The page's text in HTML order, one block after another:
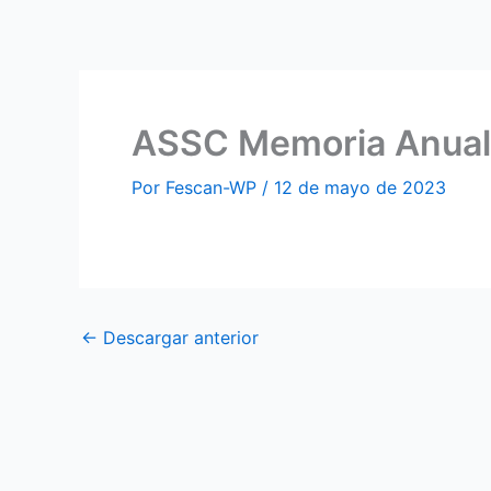
ASSC Memoria
Por Fescan-WP / 12 de mayo de 2023
← Descargar anterior